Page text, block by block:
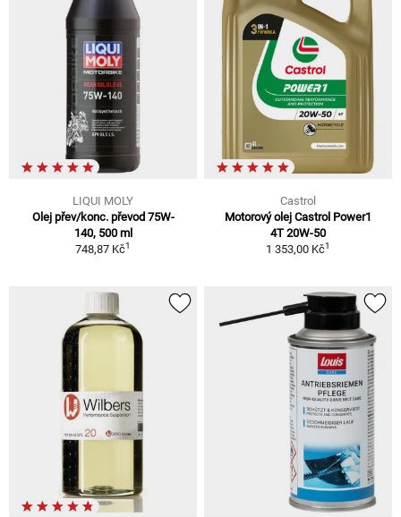
LIQUI MOLY
Olej přev/konc. převod 75W-
140, 500 ml
748,87 Kč1
Castrol
Motorový olej Castrol Power1
4T 20W-50
1 353,00 Kč1